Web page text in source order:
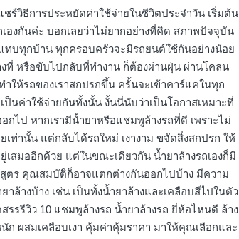
ร์วิธีการประหยัดค่าใช้จ่ายในชีวิตประจำวัน เริ่มต้น
เองกันค่ะ บอกเลยว่าไม่ยากอย่างที่คิด สภาพปัจจุบัน
ทบทุกบ้าน ทุกครอบครัวจะมีรถยนต์ใช้กันอย่างน้อย
ที่ หรือขับไปกลับที่ทำงาน ก็ต้องผ่านฝุ่น ผ่านโคลน
ให้รถของเราสกปรกขึ้น ครั้นจะเข้าคาร์แคในทุก
ป็นค่าใช้จ่ายกันทั้งนั้น งั้นนี่นับว่าเป็นโอกาสเหมาะที่
กไป หากเรามีน้ำยาหรือแชมพูล้างรถที่ดี เพราะไม่
เท่านั้น แต่กลับได้รถใหม่ เงางาม ขจัดสิ่งสกปรก ให้
สมออีกด้วย แต่ในขณะเดียวกัน น้ำยาล้างรถเองก็มี
ตร คุณสมบัติก็อาจแตกต่างกันออกไปบ้าง มีความ
าล้างบ้าง เช่น เป็นทั้งน้ำยาล้างและเคลือบสีไปในตัว
รรรีวิว 10 แชมพูล้างรถ น้ำยาล้างรถ ยี่ห้อไหนดี ล้าง
ก ผสมเคลือบเงา คุ้มค่าคุ้มราคา มาให้คุณเลือกและ